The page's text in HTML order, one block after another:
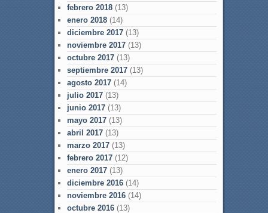
febrero 2018(13)
enero 2018(14)
diciembre 2017(13)
noviembre 2017(13)
octubre 2017(13)
septiembre 2017(13)
agosto 2017(14)
julio 2017(13)
junio 2017(13)
mayo 2017(13)
abril 2017(13)
marzo 2017(13)
febrero 2017(12)
enero 2017(13)
diciembre 2016(14)
noviembre 2016(14)
octubre 2016(13)